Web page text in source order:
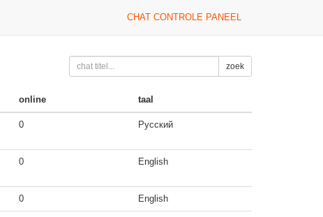
CHAT CONTROLE PANEEL
zoek
online taal
0 Русский
0 English
0 English